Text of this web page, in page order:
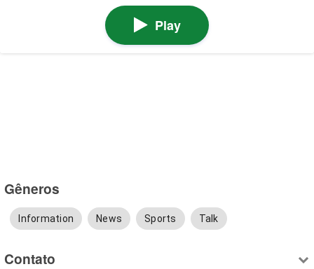
Play
Gêneros
Information News Sports Talk
Contato